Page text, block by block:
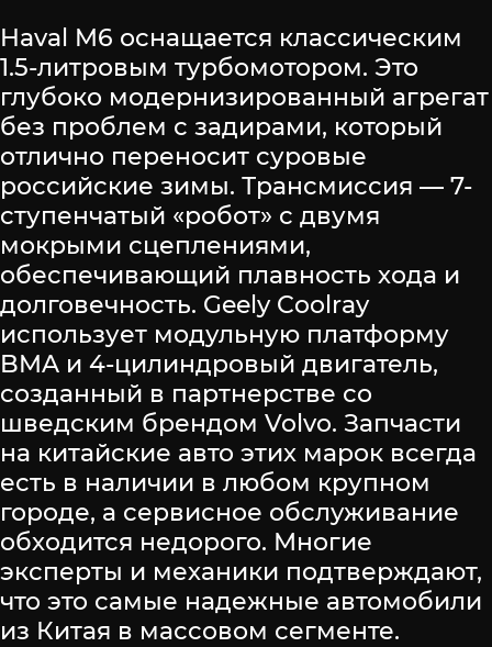
Haval M6 оснащается классическим
1.5-литровым турбомотором. Это
глубоко модернизированный агрегат
без проблем с задирами, который
отлично переносит суровые
российские зимы. Трансмиссия — 7-
ступенчатый «робот» с двумя
мокрыми сцеплениями,
обеспечивающий плавность хода и
долговечность. Geely Coolray
использует модульную платформу
BMA и 4-цилиндровый двигатель,
созданный в партнерстве со
шведским брендом Volvo. Запчасти
на китайские авто этих марок всегда
есть в наличии в любом крупном
городе, а сервисное обслуживание
обходится недорого. Многие
эксперты и механики подтверждают,
что это самые надежные автомобили
из Китая в массовом сегменте.